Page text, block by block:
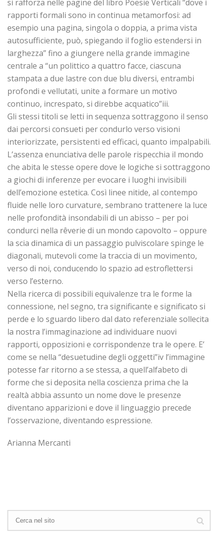
si rafforza nelle pagine del libro Poesie Verticali “dove i
rapporti formali sono in continua metamorfosi: ad
esempio una pagina, singola o doppia, a prima vista
autosufficiente, può, spiegando il foglio estendersi in
larghezza” fino a giungere nella grande immagine
centrale a “un polittico a quattro facce, ciascuna
stampata a due lastre con due blu diversi, entrambi
profondi e vellutati, unite a formare un motivo
continuo, increspato, si direbbe acquatico”iii.
Gli stessi titoli se letti in sequenza sottraggono il senso
dai percorsi consueti per condurlo verso visioni
interiorizzate, persistenti ed efficaci, quanto impalpabili.
L’assenza enunciativa delle parole rispecchia il mondo
che abita le stesse opere dove le logiche si sottraggono
a giochi di inferenze per evocare i luoghi invisibili
dell’emozione estetica. Così linee nitide, al contempo
fluide nelle loro curvature, sembrano trattenere la luce
nelle profondità insondabili di un abisso – per poi
condurci nella rêverie di un mondo capovolto – oppure
la scia dinamica di un passaggio pulviscolare spinge le
diagonali, mutevoli come la traccia di un movimento,
verso di noi, conducendo lo spazio ad estroflettersi
verso l’esterno.
Nella ricerca di possibili equivalenze tra le forme la
connessione, nel segno, tra significante e significato si
perde e lo sguardo libero dal dato referenziale sollecita
la nostra l’immaginazione ad individuare nuovi
rapporti, opposizioni e corrispondenze tra le opere. E’
come se nella “desuetudine degli oggetti”iv l’immagine
potesse far ritorno a se stessa, a quell’alfabeto di
forme che si deposita nella coscienza prima che la
realtà abbia assunto un nome dove le presenze
diventano apparizioni e dove il linguaggio precede
l’osservazione, diventando espressione.
Arianna Mercanti